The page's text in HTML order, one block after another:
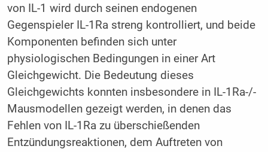
von IL-1 wird durch seinen endogenen
Gegenspieler IL-1Ra streng kontrolliert, und beide
Komponenten befinden sich unter
physiologischen Bedingungen in einer Art
Gleichgewicht. Die Bedeutung dieses
Gleichgewichts konnten insbesondere in IL-1Ra-/-
Mausmodellen gezeigt werden, in denen das
Fehlen von IL-1Ra zu überschießenden
Entzündungsreaktionen, dem Auftreten von